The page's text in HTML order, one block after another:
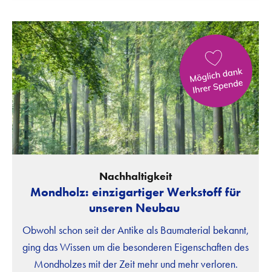
Nachhaltigkeit
Mondholz: einzigartiger Werkstoff für
unseren Neubau
Obwohl schon seit der Antike als Baumaterial bekannt,
ging das Wissen um die besonderen Eigenschaften des
Mondholzes mit der Zeit mehr und mehr verloren.